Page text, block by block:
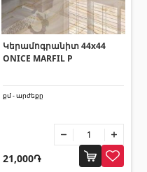
(49)
(31)
Կերամոգրանիտ 44x44
ONICE MARFIL P
քմ - արժեքը
21,000֏